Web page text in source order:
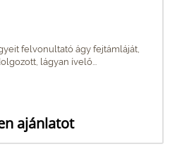
felvonultató ágy fejtámláját,
lágyan ívelő...
ajánlatot